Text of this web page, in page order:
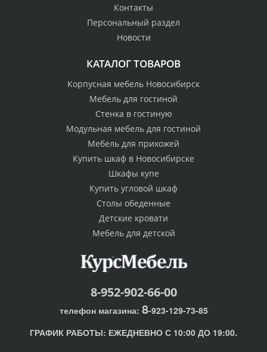
Контакты
Персональный раздел
Новости
КАТАЛОГ ТОВАРОВ
Корпусная мебель Новосибирск
Мебель для гостиной
Стенка в гостиную
Модульная мебель для гостиной
Мебель для прихожей
Купить шкаф в Новосибирске
Шкафы купе
Купить угловой шкаф
Столы обеденные
Детские кровати
Мебель для детской
8-952-902-66-00
телефон магазина: 8-923-129-73-85
ГРАФИК РАБОТЫ: ЕЖЕДНЕВНО С 10:00 ДО 19:00.